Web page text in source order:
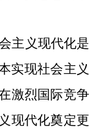
主义现代化是
实现社会主义
激烈国际竞争
现代化奠定更